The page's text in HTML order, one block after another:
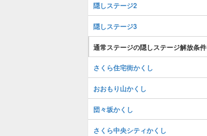
隠しステージ2
隠しステージ3
通常ステージの隠しステージ解放条件
さくら住宅街かくし
おおもり山かくし
団々坂かくし
さくら中央シティかくし